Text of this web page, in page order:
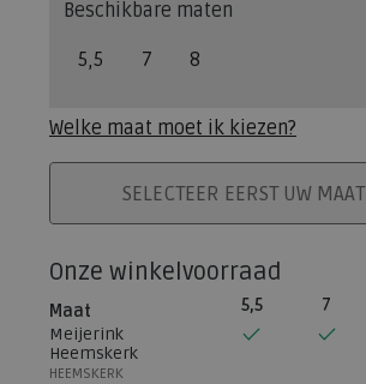
Beschikbare maten
5,5 7 8
Welke maat moet ik kiezen?
PLAATS IN WINKELMAND
SELECTEER EERST UW MAAT
Onze winkelvoorraad
Maat 5,5 7
Meijerink
Heemskerk
HEEMSKERK